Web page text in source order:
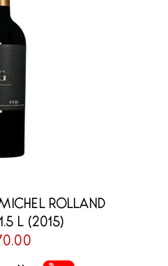
ROLLAND
L (2015)